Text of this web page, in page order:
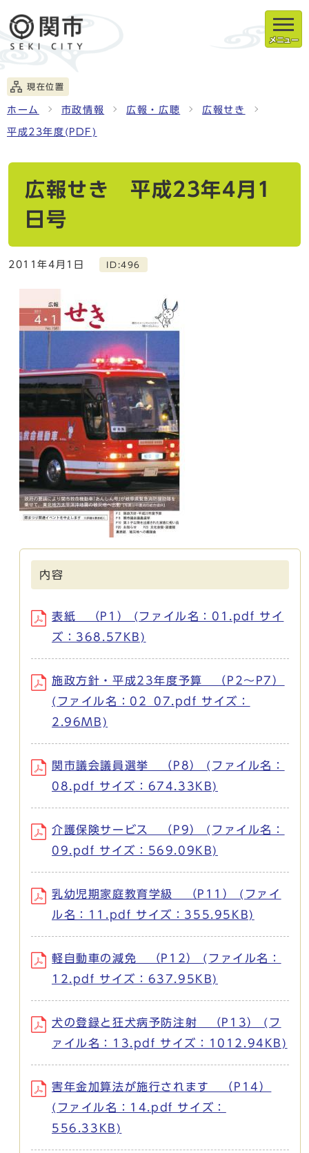
メニュー
現在位置
ホーム 市政情報 広報・広聴 広報せき
平成23年度(PDF)
広報せき 平成23年4月1
日号
2011年4月1日 ID:496
内容
表紙 （P1） (ファイル名：01.pdf サイ
ズ：368.57KB)
施政方針・平成23年度予算 （P2～P7）
(ファイル名：02_07.pdf サイズ：
2.96MB)
関市議会議員選挙 （P8） (ファイル名：
08.pdf サイズ：674.33KB)
介護保険サービス （P9） (ファイル名：
09.pdf サイズ：569.09KB)
乳幼児期家庭教育学級 （P11） (ファイ
ル名：11.pdf サイズ：355.95KB)
軽自動車の減免 （P12） (ファイル名：
12.pdf サイズ：637.95KB)
犬の登録と狂犬病予防注射 （P13） (フ
ァイル名：13.pdf サイズ：1012.94KB)
害年金加算法が施行されます （P14）
(ファイル名：14.pdf サイズ：
556.33KB)